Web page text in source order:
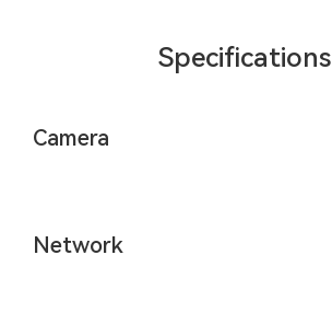
Specifications
Camera
Network